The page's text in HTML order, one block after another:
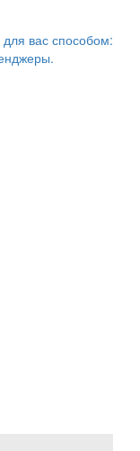
вас способом: